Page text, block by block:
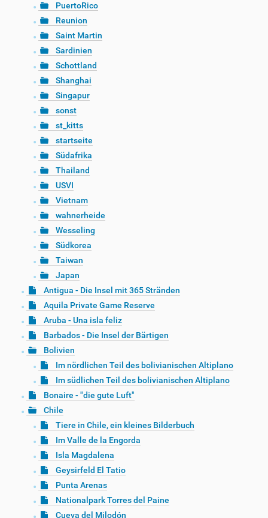
PuertoRico
Reunion
Saint Martin
Sardinien
Schottland
Shanghai
Singapur
sonst
st_kitts
startseite
Südafrika
Thailand
USVI
Vietnam
wahnerheide
Wesseling
Südkorea
Taiwan
Japan
Antigua - Die Insel mit 365 Stränden
Aquila Private Game Reserve
Aruba - Una isla feliz
Barbados - Die Insel der Bärtigen
Bolivien
Im nördlichen Teil des bolivianischen Altiplano
Im südlichen Teil des bolivianischen Altiplano
Bonaire - "die gute Luft"
Chile
Tiere in Chile, ein kleines Bilderbuch
Im Valle de la Engorda
Isla Magdalena
Geysirfeld El Tatio
Punta Arenas
Nationalpark Torres del Paine
Cueva del Milodón